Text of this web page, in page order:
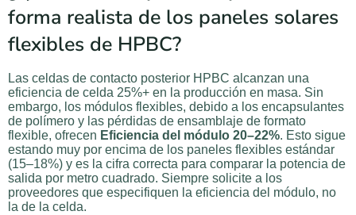
forma realista de los paneles solares
flexibles de HPBC?
Las celdas de contacto posterior HPBC alcanzan una
eficiencia de celda 25%+ en la producción en masa. Sin
embargo, los módulos flexibles, debido a los encapsulantes
de polímero y las pérdidas de ensamblaje de formato
flexible, ofrecen Eficiencia del módulo 20–22%. Esto sigue
estando muy por encima de los paneles flexibles estándar
(15–18%) y es la cifra correcta para comparar la potencia de
salida por metro cuadrado. Siempre solicite a los
proveedores que especifiquen la eficiencia del módulo, no
la de la celda.